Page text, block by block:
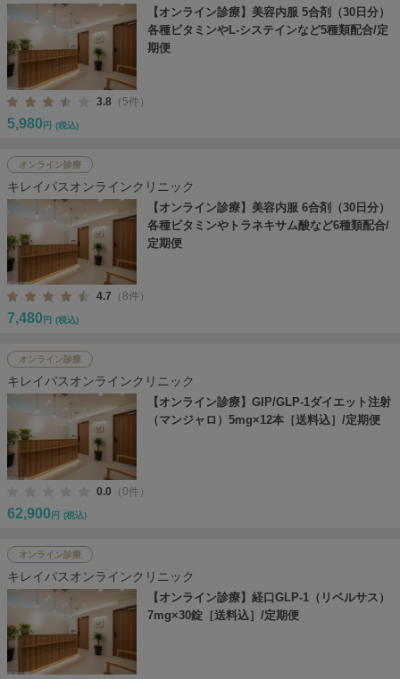
【オンライン診療】美容内服 5合剤（30日分）
各種ビタミンやL-システインなど5種類配合/定
期便
3.8 （5件）
5,980 円 (税込)
オンライン診療
キレイパスオンラインクリニック
【オンライン診療】美容内服 6合剤（30日分）
各種ビタミンやトラネキサム酸など6種類配合/
定期便
4.7 （8件）
7,480 円 (税込)
オンライン診療
キレイパスオンラインクリニック
【オンライン診療】GIP/GLP-1ダイエット注射
（マンジャロ）5mg×12本［送料込］/定期便
0.0 （0件）
62,900 円 (税込)
オンライン診療
キレイパスオンラインクリニック
【オンライン診療】経口GLP-1（リベルサス）
7mg×30錠［送料込］/定期便